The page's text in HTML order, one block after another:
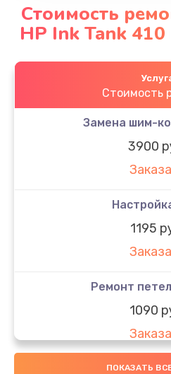
Стоимость
HP Ink Tank
Стоимость
Замена шим-
3900
1195
Ремонт
1090
Замена
ПОКАЗАТЬ